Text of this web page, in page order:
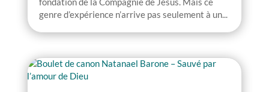
genre d’expérience n’arrive pas seulement à un...